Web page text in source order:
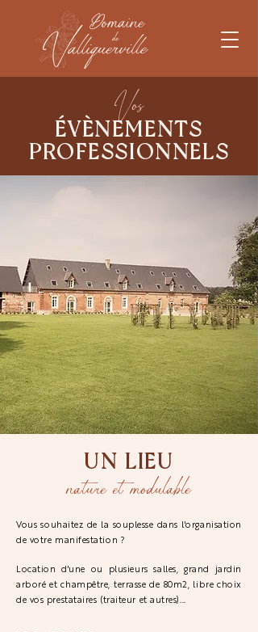
Vos
ÉVÈNEMENTS
PROFESSIONNELS
UN LIEU
nature et modulable
Vous souhaitez de la souplesse dans l'organisation
de votre manifestation ?
Location d'une ou plusieurs salles, grand jardin
arboré et champêtre, terrasse de 80m2, libre choix
de vos prestataires (traiteur et autres)...